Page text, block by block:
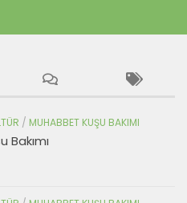
/ MUHABBET KUŞU BAKIMI